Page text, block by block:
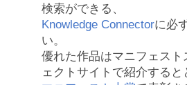
検索ができる、
Knowledge Connectorに必
い。
優れた作品はマニフェスト
ェクトサイトで紹介すると